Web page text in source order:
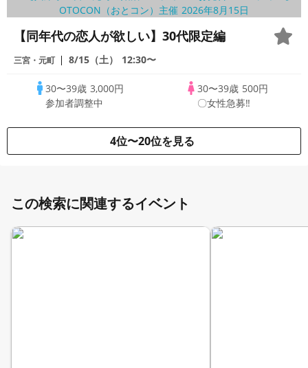
【同年代の恋人が欲しい】30代限定編
三宮・元町 8/15（土） 12:30〜
30〜39歳 3,000円
参加者調整中
30〜39歳 500円
〇女性急募‼
4位〜20位を見る
この検索に関連するイベント